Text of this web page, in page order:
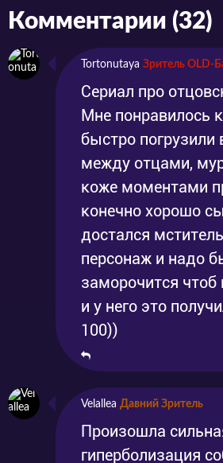
Комментарии (32)
Tortonutaya Зритель OLD-
Сериал про
Мне понравилось
быстро погрузили
между отцами,
коже моментами
конечно хорошо
достался
персонаж и надо
заморочится чтоб
и у него это
100))
Velallea Давний Зритель
Произошла
гиперболизация